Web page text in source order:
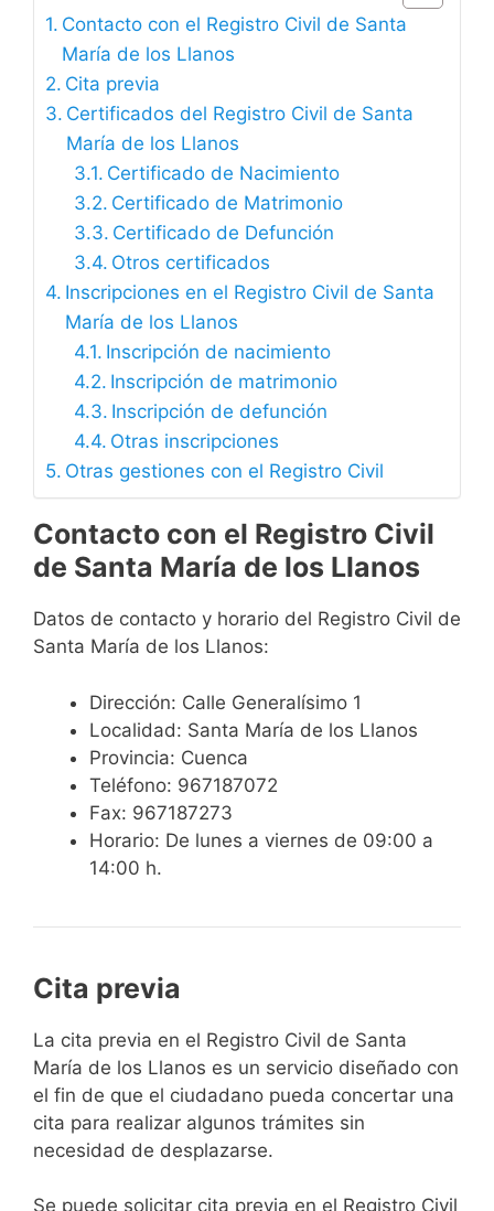
Contacto con el Registro Civil de Santa
María de los Llanos
Cita previa
Certificados del Registro Civil de Santa
María de los Llanos
Certificado de Nacimiento
Certificado de Matrimonio
Certificado de Defunción
Otros certificados
Inscripciones en el Registro Civil de Santa
María de los Llanos
Inscripción de nacimiento
Inscripción de matrimonio
Inscripción de defunción
Otras inscripciones
Otras gestiones con el Registro Civil
Contacto con el Registro Civil
de Santa María de los Llanos
Datos de contacto y horario del Registro Civil de
Santa María de los Llanos:
Dirección: Calle Generalísimo 1
Localidad: Santa María de los Llanos
Provincia: Cuenca
Teléfono: 967187072
Fax: 967187273
Horario: De lunes a viernes de 09:00 a
14:00 h.
Cita previa
​​​​​​​​​​​​​​​​​​​​​​​​​​​​La cita previa en el Registro Civil de Santa
María de los Llanos es un servicio diseñado con
el fin de que el ciudadano pueda concertar una
cita para realizar algunos trámites sin
necesidad de desplazarse.​
Se puede solicitar cita previa en el Registro Civil